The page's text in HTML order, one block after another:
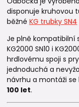
disponuje kruhovou
běžné KG trubky SN4
Je plně kompatibilní
KG2000 SN10 i
hrdlovému spoji s
jednoduchá a
návrhu a montáži
100 let.